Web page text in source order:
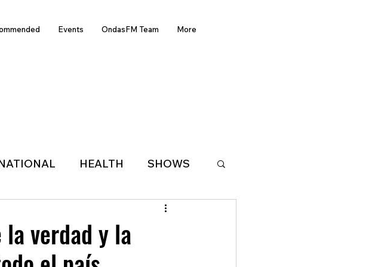
Events OndasFM Team More
HEALTH SHOWS
LATIN AMERICA
RECOMMENDED OF THE WEEK
verdad y la